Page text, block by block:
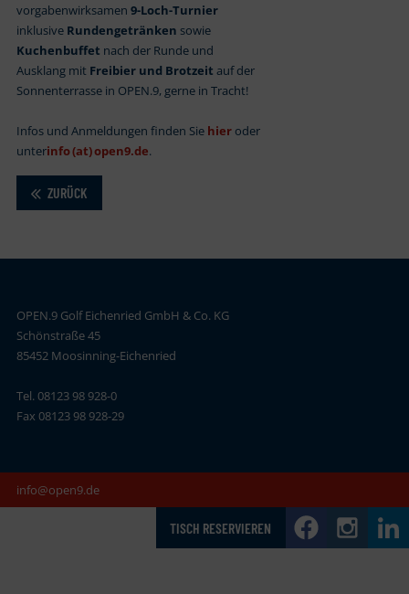
vorgabenwirksamen 9-Loch-Turnier
inklusive Rundengetränken sowie
Kuchenbuffet nach der Runde und
Ausklang mit Freibier und Brotzeit auf der
Sonnenterrasse in OPEN.9, gerne in Tracht!
Infos und Anmeldungen finden Sie hieroder
unterinfo (at) open9.de.
ZURÜCK
OPEN.9 Golf Eichenried GmbH & Co. KG
Schönstraße 45
85452 Moosinning-Eichenried
Tel. 08123 98 928-0
Fax 08123 98 928-29
info@open9.de
TISCH RESERVIEREN